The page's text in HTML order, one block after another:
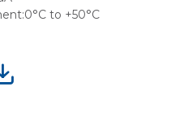
to +50°C